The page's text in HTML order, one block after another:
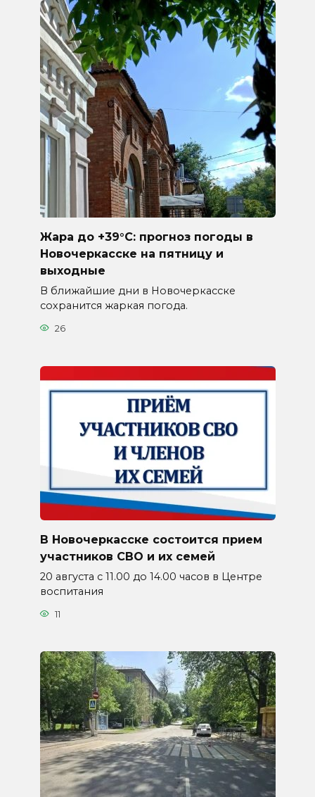
Жара до +39°C: прогноз погоды в
Новочеркасске на пятницу и
выходные
В ближайшие дни в Новочеркасске
сохранится жаркая погода.
26
В Новочеркасске состоится прием
участников СВО и их семей
20 августа с 11.00 до 14.00 часов в Центре
воспитания
11